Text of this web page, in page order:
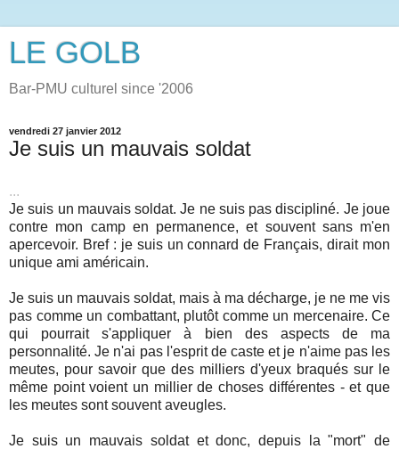
LE GOLB
Bar-PMU culturel since '2006
vendredi 27 janvier 2012
Je suis un mauvais soldat
...
Je suis un mauvais soldat. Je ne suis pas discipliné. Je joue
contre mon camp en permanence, et souvent sans m'en
apercevoir. Bref : je suis un connard de Français, dirait mon
unique ami américain.
Je suis un mauvais soldat, mais à ma décharge, je ne me vis
pas comme un combattant, plutôt comme un mercenaire. Ce
qui pourrait s'appliquer à bien des aspects de ma
personnalité. Je n'ai pas l'esprit de caste et je n'aime pas les
meutes, pour savoir que des milliers d'yeux braqués sur le
même point voient un millier de choses différentes - et que
les meutes sont souvent aveugles.
Je suis un mauvais soldat et donc, depuis la "mort" de